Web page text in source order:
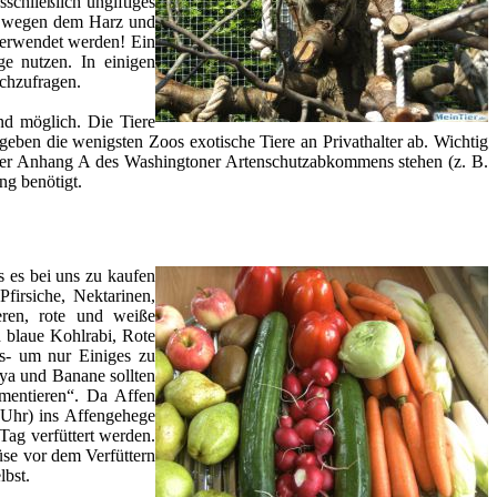
dem Harz und
werden! Ein
nutzen. In einigen
möglich. Die Tiere
die wenigsten Zoos exotische Tiere an Privathalter ab. Wichtig
Anhang A des Washingtoner Artenschutzabkommens stehen (z. B.
benötigt.
es bei uns zu kaufen
Nektarinen,
rote und weiße
blaue Kohlrabi, Rote
um nur Einiges zu
und Banane sollten
Da Affen
ins Affengehege
verfüttert werden.
vor dem Verfüttern